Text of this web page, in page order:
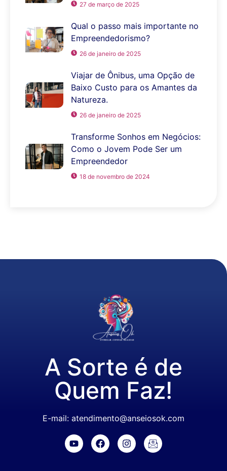
27 de março de 2025
Qual o passo mais importante no
Empreendedorismo?
26 de janeiro de 2025
Viajar de Ônibus, uma Opção de
Baixo Custo para os Amantes da
Natureza.
26 de janeiro de 2025
Transforme Sonhos em Negócios:
Como o Jovem Pode Ser um
Empreendedor
18 de novembro de 2024
A Sorte é de
Quem Faz!
E-mail: atendimento@anseiosok.com